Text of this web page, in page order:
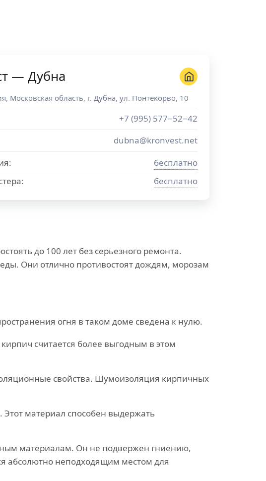
— Дубна
, Московская область, г. Дубна, ул. Понтекорво, 10
+7 (995) 577−52−42
dubna@kronvest.net
бесплатно
бесплатно
до 100 лет без серьезного ремонта.
Они отлично противостоят дождям, морозам
огня в таком доме сведена к нулю.
считается более выгодным в этом
свойства. Шумоизоляция кирпичных
материал способен выдержать
материалам. Он не подвержен гниению,
абсолютно неподходящим местом для